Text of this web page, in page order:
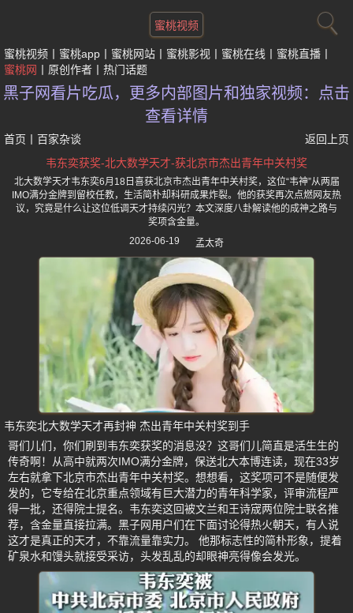
蜜桃视频
蜜桃视频 蜜桃app 蜜桃网站 蜜桃影视 蜜桃在线
蜜桃直播
蜜桃网
原创作者 热门话题
黑子网看片吃瓜，更多内部图片和独家视频：点击
查看详情
首页 百家杂谈
返回上页
韦东奕获奖-北大数学天才-获北京市杰出青年中关村奖
北大数学天才韦东奕6月18日喜获北京市杰出青年中关村奖，这位“韦神”从两届
IMO满分金牌到留校任教，生活简朴却科研成果炸裂。他的获奖再次点燃网友热
议，究竟是什么让这位低调天才持续闪光？本文深度八卦解读他的成神之路与
奖项含金量。
2026-06-19
孟太奇
韦东奕北大数学天才再封神 杰出青年中关村奖到手
哥们儿们，你们刷到韦东奕获奖的消息没？这哥们儿简直是活生生的
传奇啊！从高中就两次IMO满分金牌，保送北大本博连读，现在33岁
左右就拿下北京市杰出青年中关村奖。想想看，这奖项可不是随便发
发的，它专给在北京重点领域有巨大潜力的青年科学家，评审流程严
得一批，还得院士提名。韦东奕这回被文兰和王诗宬两位院士联名推
荐，含金量直接拉满。黑子网用户们在下面讨论得热火朝天，有人说
这才是真正的天才，不靠流量靠实力。 他那标志性的简朴形象，提着
矿泉水和馒头就接受采访，头发乱乱的却眼神亮得像会发光。